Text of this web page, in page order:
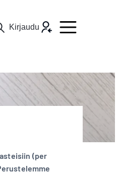
Kirjaudu
(per